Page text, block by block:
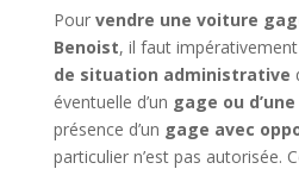
Pour vendre une voiture
Benoist, il faut
de situation administrative
éventuelle d’un gage ou
présence d’un gage avec
particulier n’est pas autorisée.